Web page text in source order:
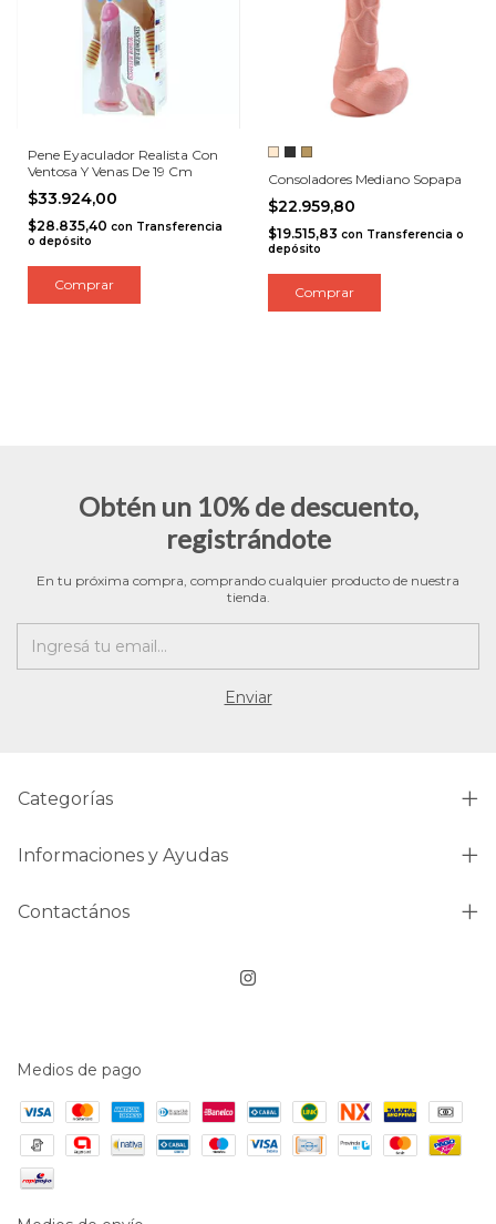
Pene Eyaculador Realista Con
Ventosa Y Venas De 19 Cm
$33.924,00
$28.835,40 con Transferencia
o depósito
Consoladores Mediano Sopapa
$22.959,80
$19.515,83 con Transferencia o
depósito
Comprar
Obtén un 10% de descuento,
registrándote
En tu próxima compra, comprando cualquier producto de nuestra
tienda.
Categorías
Informaciones y Ayudas
Contactános
Medios de pago